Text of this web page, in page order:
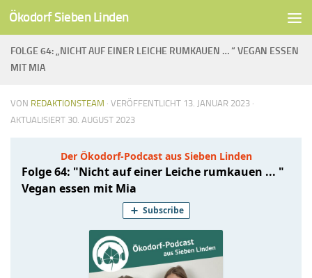
Unter dem Inhalt
Ökodorf Sieben Linden
FOLGE 64: „NICHT AUF EINER LEICHE RUMKAUEN … “ VEGAN ESSEN
MIT MIA
VON REDAKTIONSTEAM · VERÖFFENTLICHT 13. JANUAR 2023 ·
AKTUALISIERT 30. AUGUST 2023